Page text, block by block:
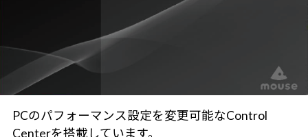
PCのパフォーマンス設定を変更可能なControl
Centerを搭載しています。